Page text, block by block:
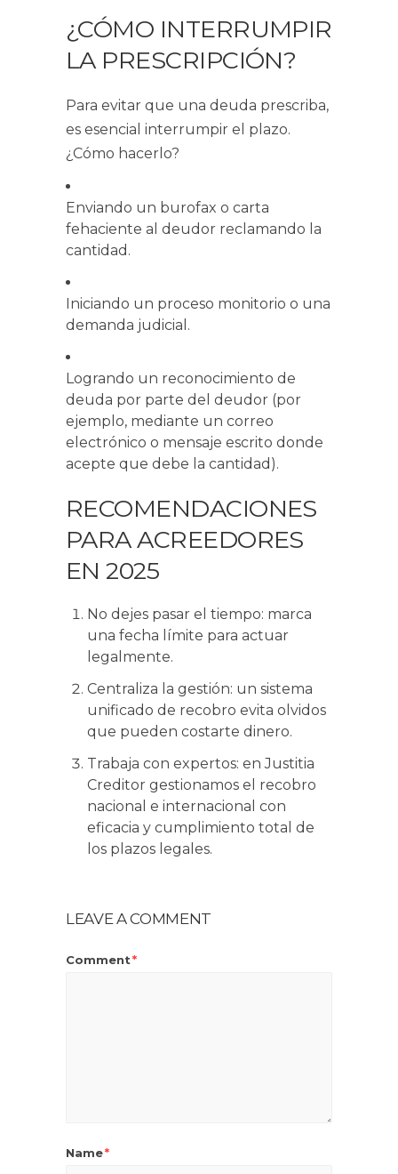
¿CÓMO INTERRUMPIR
LA PRESCRIPCIÓN?
Para evitar que una deuda prescriba,
es esencial interrumpir el plazo.
¿Cómo hacerlo?
Enviando un burofax o carta
fehaciente al deudor reclamando la
cantidad.
Iniciando un proceso monitorio o una
demanda judicial.
Logrando un reconocimiento de
deuda por parte del deudor (por
ejemplo, mediante un correo
electrónico o mensaje escrito donde
acepte que debe la cantidad).
RECOMENDACIONES
PARA ACREEDORES
EN 2025
No dejes pasar el tiempo: marca
una fecha límite para actuar
legalmente.
Centraliza la gestión: un sistema
unificado de recobro evita olvidos
que pueden costarte dinero.
Trabaja con expertos: en Justitia
Creditor gestionamos el recobro
nacional e internacional con
eficacia y cumplimiento total de
los plazos legales.
LEAVE A COMMENT
Comment*
Name*